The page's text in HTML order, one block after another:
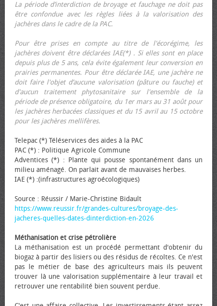
La période d’interdiction de broyage et fauchage ne doit pas
être confondue avec les règles liées à la valorisation des
jachères dans le cadre de la PAC.
Pour être prises en compte au titre de l'écorégime, les
jachères doivent être déclarées IAE(*) . Si elles sont en place
depuis plus de 5 ans, cela évite également leur conversion en
prairies permanentes. Pour être déclarée IAE, une jachère ne
doit faire l'objet d’aucune valorisation (pâture ou fauche) et
d'aucun traitement phytosanitaire sur l'ensemble de la
période de présence obligatoire, du 1er mars au 31 août pour
les jachères herbacées classiques et du 15 avril au 15 octobre
pour les jachères mellifères.
Telepac (*) Téléservices des aides à la PAC
PAC (*) : Politique Agricole Commune
Adventices (*) : Plante qui pousse spontanément dans un
milieu aménagé. On parlait avant de mauvaises herbes.
IAE (*) :(infrastructures agroécologiques)
Source : Réussir / Marie-Christine Bidault
https://www.reussir.fr/grandes-cultures/broyage-des-
jacheres-quelles-dates-dinterdiction-en-2026
Méthanisation et crise pétrolière
La méthanisation est un procédé permettant d'obtenir du
biogaz à partir des lisiers ou des résidus de récoltes. Ce n'est
pas le métier de base des agriculteurs mais ils peuvent
trouver là une valorisation supplémentaire à leur travail et
retrouver une rentabilité bien souvent perdue.